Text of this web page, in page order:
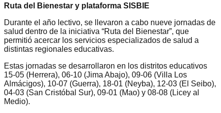
Ruta del Bienestar y plataforma SISBIE
Durante el año lectivo, se llevaron a cabo nueve jornadas de
salud dentro de la iniciativa “Ruta del Bienestar”, que
permitió acercar los servicios especializados de salud a
distintas regionales educativas.
Estas jornadas se desarrollaron en los distritos educativos
15-05 (Herrera), 06-10 (Jima Abajo), 09-06 (Villa Los
Almácigos), 10-07 (Guerra), 18-01 (Neyba), 12-03 (El Seibo),
04-03 (San Cristóbal Sur), 09-01 (Mao) y 08-08 (Licey al
Medio).